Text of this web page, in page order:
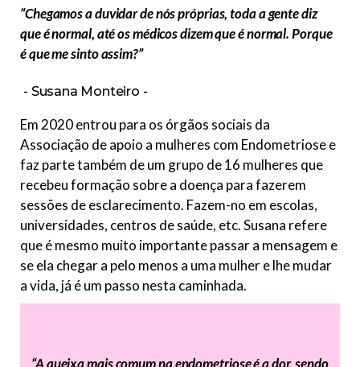
“Chegamos a duvidar de nós próprias, toda a gente diz
que é normal, até os médicos dizem que é normal. Porque
é que me sinto assim?”
Susana Monteiro
Em 2020 entrou para os órgãos sociais da
Associação de apoio a mulheres com Endometriose e
faz parte também de um grupo de 16 mulheres que
recebeu formação sobre a doença para fazerem
sessões de esclarecimento. Fazem-no em escolas,
universidades, centros de saúde, etc. Susana refere
que é mesmo muito importante passar a mensagem e
se ela chegar a pelo menos a uma mulher e lhe mudar
a vida, já é um passo nesta caminhada.